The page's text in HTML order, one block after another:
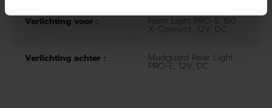
Verlichting voor : Front Light PRO-E 150
X-Connect, 12V, DC
Verlichting achter : Mudguard Rear Light
PRO-E, 12V, DC